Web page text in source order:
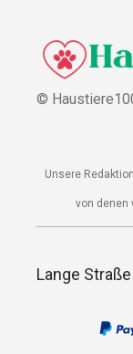
©
Unsere
von denen
Lange